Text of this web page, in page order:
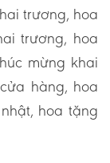
trương, hoa
trương, hoa
mừng khai
hàng, hoa
hoa tặng